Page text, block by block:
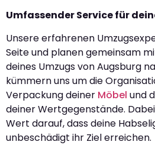
Umfassender Service für
Unsere erfahrenen
Seite und planen gemeinsam
deines Umzugs von Augsburg
kümmern uns um die
Verpackung deiner Möbel und
deiner Wertgegenstände.
Wert darauf, dass deine
unbeschädigt ihr Ziel erreichen.